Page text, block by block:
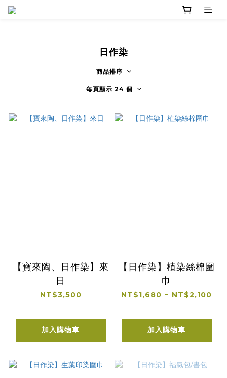
日作染
商品排序
每頁顯示 24 個
【寶來陶、日作染】來
日
NT$3,500
加入購物車
【日作染】植染絲棉圍
巾
NT$1,680 ~ NT$2,100
加入購物車